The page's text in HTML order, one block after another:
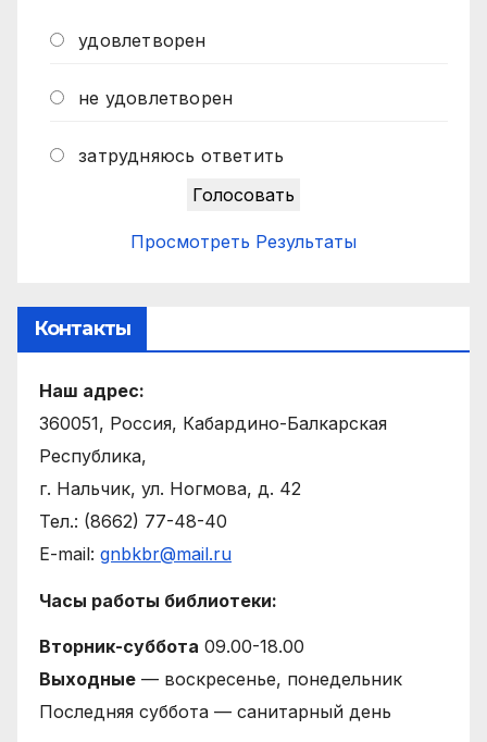
удовлетворен
не удовлетворен
затрудняюсь ответить
Просмотреть Результаты
Контакты
Наш адрес:
360051, Россия, Кабардино-Балкарская
Республика,
г. Нальчик, ул. Ногмова, д. 42
Тел.: (8662) 77-48-40
E-mail: gnbkbr@mail.ru
Часы работы библиотеки:
Вторник-суббота 09.00-18.00
Выходные — воскресенье, понедельник
Последняя суббота — санитарный день